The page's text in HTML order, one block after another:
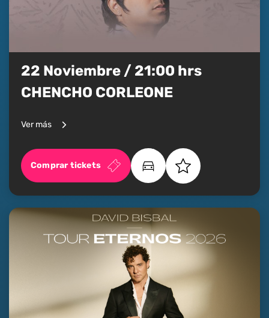
22 Noviembre / 21:00 hrs
CHENCHO CORLEONE
Ver más
Comprar tickets